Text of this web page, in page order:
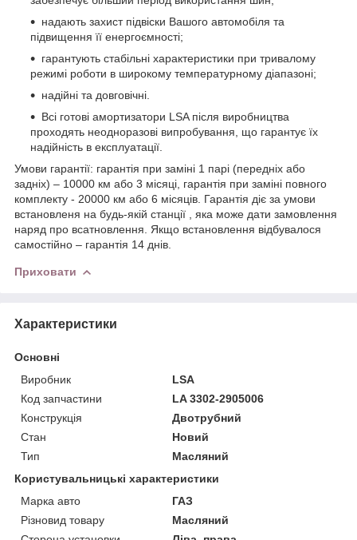
надають захист підвіски Вашого автомобіля та
підвищення її енергоємності;
гарантують стабільні характеристики при тривалому
режимі роботи в широкому температурному діапазоні;
надійні та довговічні.
Всі готові амортизатори LSA після виробництва
проходять неодноразові випробування, що гарантує їх
надійність в експлуатації.
Умови гарантії: гарантія при заміні 1 парі (передніх або
задніх) – 10000 км або 3 місяці, гарантія при заміні повного
комплекту - 20000 км або 6 місяців. Гарантія діє за умови
встановленя на будь-якій станції , яка може дати замовлення
наряд про всатновлення. Якщо встановлення відбувалося
самостійно – гарантія 14 днів.
Приховати
Характеристики
Основні
Виробник
LSA
Код запчастини
LA 3302-2905006
Конструкція
Двотрубний
Стан
Новий
Тип
Масляний
Користувальницькі характеристики
Марка авто
ГАЗ
Різновид товару
Масляний